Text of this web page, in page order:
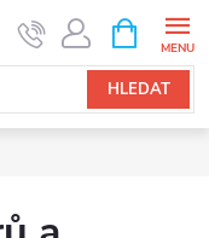
HLEDAT
NÁKUPNÍ
KOŠÍK